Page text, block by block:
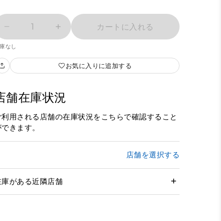
1 カートに入れる
なし
お気に入りに追加する
舗在庫状況
利用される店舗の在庫状況をこちらで確認すること
きます。
店舗を選択する
庫がある近隣店舗